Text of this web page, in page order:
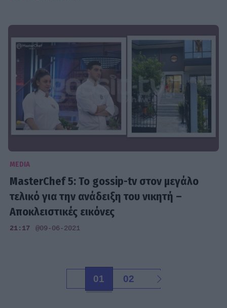
MEDIA
MasterChef 5: Το gossip-tv στον μεγάλο
τελικό για την ανάδειξη του νικητή –
Αποκλειστικές εικόνες
21:17 @09-06-2021
01 02